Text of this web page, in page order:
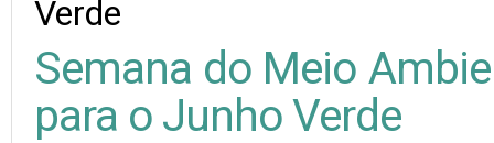
Semana do Meio
para o Junho Verde